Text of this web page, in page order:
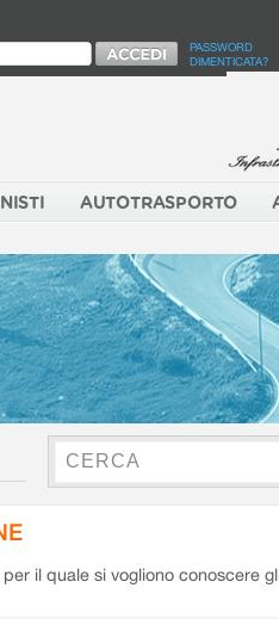
PASSWORD
DIMENTICATA?
AUTOTRASPORTO
il quale si vogliono conoscere